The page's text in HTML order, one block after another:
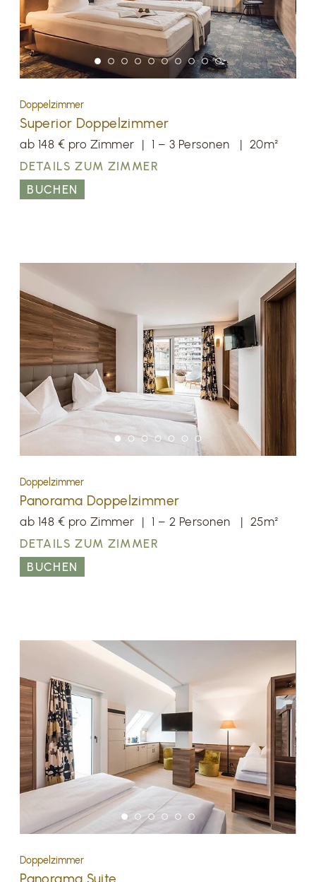
Doppelzimmer
Superior Doppelzimmer
ab 148 € pro Zimmer | 1 – 3 Personen | 20m²
DETAILS ZUM ZIMMER
BUCHEN
Doppelzimmer
Panorama Doppelzimmer
ab 148 € pro Zimmer | 1 – 2 Personen | 25m²
DETAILS ZUM ZIMMER
BUCHEN
Doppelzimmer
Panorama Suite
Nur bei einer Buchung auf unserer Website können
wir Ihnen die besten Preise und Konditionen
garantieren.
Bestpreisgarantie
Kategorie
Umbuchung
Early Check-in
JETZT BUCHEN